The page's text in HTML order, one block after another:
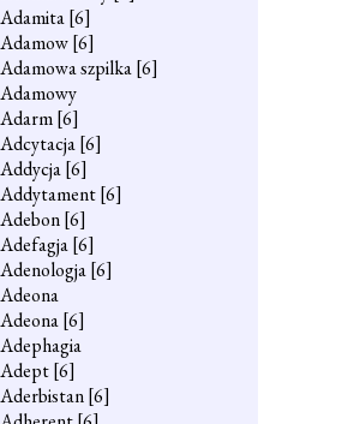
Adamita[6]
Adamow[6]
Adamowa szpilka[6]
Adamowy
Adarm[6]
Adcytacja[6]
Addycja[6]
Addytament[6]
Adebon[6]
Adefagja[6]
Adenologja[6]
Adeona
Adeona[6]
Adephagia
Adept[6]
Aderbistan[6]